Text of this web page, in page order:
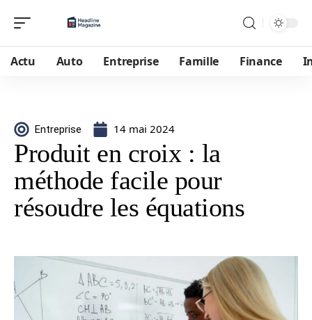
Actu Auto Entreprise Famille Finance
Entreprise 14 mai 2024
Produit en croix : la
méthode facile pour
résoudre les équations